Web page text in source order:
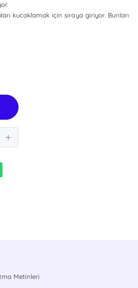
kucaklamak için sıraya giriyor. Bunları
Metinleri